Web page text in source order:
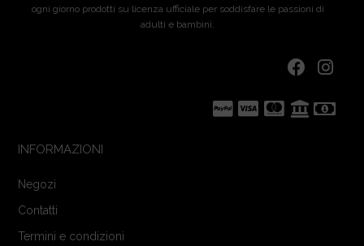
ogni giorno prodotti su licenza ufficiale per soddisfare le passioni di
adulti e bambini.
INFORMAZIONI
Negozi
Contatti
Termini e condizioni